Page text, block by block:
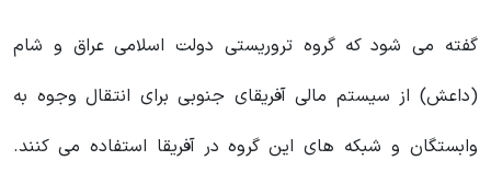
گفته می شود که گروه تروریستی دولت اسلامی عراق و شام
(داعش) از سیستم مالی آفریقای جنوبی برای انتقال وجوه به
وابستگان و شبکه های این گروه در آفریقا استفاده می کنند.